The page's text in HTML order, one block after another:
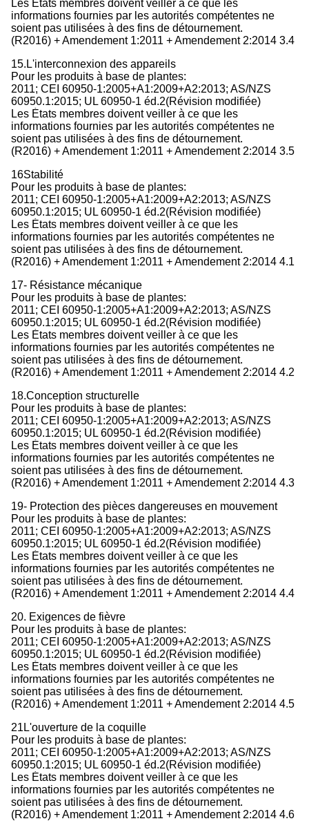
Les États membres doivent veiller à ce que les
informations fournies par les autorités compétentes ne
soient pas utilisées à des fins de détournement.
(R2016) + Amendement 1:2011 + Amendement 2:2014 3.4
15.L'interconnexion des appareils
Pour les produits à base de plantes:
2011; CEI 60950-1:2005+A1:2009+A2:2013; AS/NZS
60950.1:2015; UL 60950-1 éd.2(Révision modifiée)
Les États membres doivent veiller à ce que les
informations fournies par les autorités compétentes ne
soient pas utilisées à des fins de détournement.
(R2016) + Amendement 1:2011 + Amendement 2:2014 3.5
16Stabilité
Pour les produits à base de plantes:
2011; CEI 60950-1:2005+A1:2009+A2:2013; AS/NZS
60950.1:2015; UL 60950-1 éd.2(Révision modifiée)
Les États membres doivent veiller à ce que les
informations fournies par les autorités compétentes ne
soient pas utilisées à des fins de détournement.
(R2016) + Amendement 1:2011 + Amendement 2:2014 4.1
17- Résistance mécanique
Pour les produits à base de plantes:
2011; CEI 60950-1:2005+A1:2009+A2:2013; AS/NZS
60950.1:2015; UL 60950-1 éd.2(Révision modifiée)
Les États membres doivent veiller à ce que les
informations fournies par les autorités compétentes ne
soient pas utilisées à des fins de détournement.
(R2016) + Amendement 1:2011 + Amendement 2:2014 4.2
18.Conception structurelle
Pour les produits à base de plantes:
2011; CEI 60950-1:2005+A1:2009+A2:2013; AS/NZS
60950.1:2015; UL 60950-1 éd.2(Révision modifiée)
Les États membres doivent veiller à ce que les
informations fournies par les autorités compétentes ne
soient pas utilisées à des fins de détournement.
(R2016) + Amendement 1:2011 + Amendement 2:2014 4.3
19- Protection des pièces dangereuses en mouvement
Pour les produits à base de plantes:
2011; CEI 60950-1:2005+A1:2009+A2:2013; AS/NZS
60950.1:2015; UL 60950-1 éd.2(Révision modifiée)
Les États membres doivent veiller à ce que les
informations fournies par les autorités compétentes ne
soient pas utilisées à des fins de détournement.
(R2016) + Amendement 1:2011 + Amendement 2:2014 4.4
20. Exigences de fièvre
Pour les produits à base de plantes:
2011; CEI 60950-1:2005+A1:2009+A2:2013; AS/NZS
60950.1:2015; UL 60950-1 éd.2(Révision modifiée)
Les États membres doivent veiller à ce que les
informations fournies par les autorités compétentes ne
soient pas utilisées à des fins de détournement.
(R2016) + Amendement 1:2011 + Amendement 2:2014 4.5
21L'ouverture de la coquille
Pour les produits à base de plantes:
2011; CEI 60950-1:2005+A1:2009+A2:2013; AS/NZS
60950.1:2015; UL 60950-1 éd.2(Révision modifiée)
Les États membres doivent veiller à ce que les
informations fournies par les autorités compétentes ne
soient pas utilisées à des fins de détournement.
(R2016) + Amendement 1:2011 + Amendement 2:2014 4.6